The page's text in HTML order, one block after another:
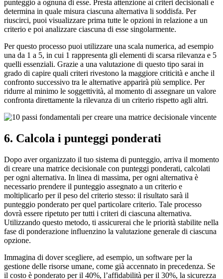
punteggio a ognuna di esse. Presta attenzione ai criteri decisionali e
determina in quale misura ciascuna alternativa li soddisfa. Per
riuscirci, puoi visualizzare prima tutte le opzioni in relazione a un
criterio e poi analizzare ciascuna di esse singolarmente.
Per questo processo puoi utilizzare una scala numerica, ad esempio
una da 1 a 5, in cui 1 rappresenta gli elementi di scarsa rilevanza e 5
quelli essenziali. Grazie a una valutazione di questo tipo sarai in
grado di capire quali criteri rivestono la maggiore criticità e anche il
confronto successivo tra le alternative apparirà più semplice. Per
ridurre al minimo le soggettività, al momento di assegnare un valore
confronta direttamente la rilevanza di un criterio rispetto agli altri.
6. Calcola i punteggi ponderati
Dopo aver organizzato il tuo sistema di punteggio, arriva il momento
di creare una matrice decisionale con punteggi ponderati, calcolati
per ogni alternativa. In linea di massima, per ogni alternativa è
necessario prendere il punteggio assegnato a un criterio e
moltiplicarlo per il peso del criterio stesso: il risultato sarà il
punteggio ponderato per quel particolare criterio. Tale processo
dovrà essere ripetuto per tutti i criteri di ciascuna alternativa.
Utilizzando questo metodo, ti assicurerai che le priorità stabilite nella
fase di ponderazione influenzino la valutazione generale di ciascuna
opzione.
Immagina di dover scegliere, ad esempio, un software per la
gestione delle risorse umane, come già accennato in precedenza. Se
il costo è ponderato per il 40%, l’affidabilità per il 30%, la sicurezza